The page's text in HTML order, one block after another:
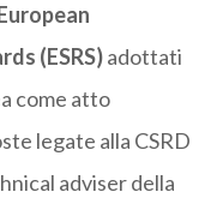
(ESRS)adottati
come atto
legate alla CSRD
adviser della